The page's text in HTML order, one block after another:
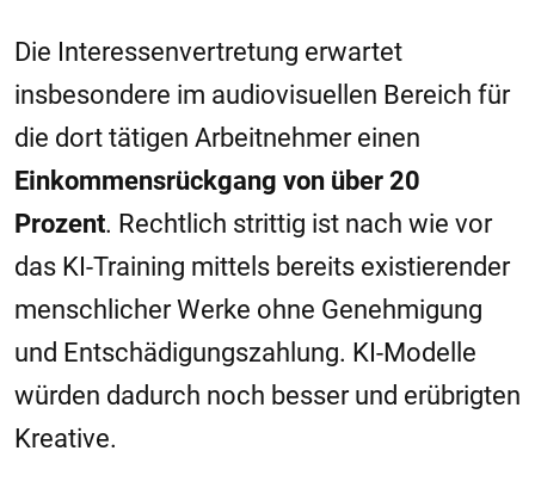
Die Interessenvertretung erwartet
insbesondere im audiovisuellen Bereich für
die dort tätigen Arbeitnehmer einen
Einkommensrückgang von über 20
Prozent. Rechtlich strittig ist nach wie vor
das KI-Training mittels bereits existierender
menschlicher Werke ohne Genehmigung
und Entschädigungszahlung. KI-Modelle
würden dadurch noch besser und erübrigten
Kreative.